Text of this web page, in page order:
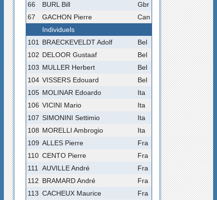
66
BURL Bill
Gbr
67
GACHON Pierre
Can
Individuels
101 BRAECKEVELDT Adolf
Bel
102 DELOOR Gustaaf
Bel
103 MULLER Herbert
Bel
104 VISSERS Edouard
Bel
105 MOLINAR Edoardo
Ita
106 VICINI Mario
Ita
107 SIMONINI Settimio
Ita
108 MORELLI Ambrogio
Ita
109 ALLES Pierre
Fra
110 CENTO Pierre
Fra
111 AUVILLE André
Fra
112 BRAMARD André
Fra
113 CACHEUX Maurice
Fra